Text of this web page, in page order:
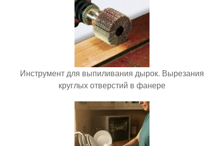
Инструмент для выпиливания дырок. Вырезания
круглых отверстий в фанере